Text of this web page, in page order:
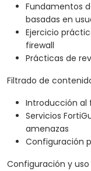
Fundamentos
basadas en
Ejercicio
firewall
Prácticas de
Filtrado de
Introducción al
Servicios
amenazas
Configuración
Configuración y uso